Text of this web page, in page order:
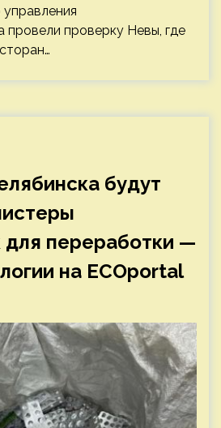
провели проверку Невы, где
будут
для переработки —
на ECOportal